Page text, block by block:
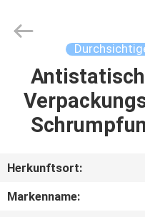
HAUSE
VIDEOS
Exporting
Herkunftsort:
Markenname: